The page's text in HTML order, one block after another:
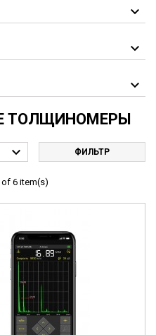
ТОЛЩИНОМЕРЫ
 ФИЛЬТР
6 item(s)